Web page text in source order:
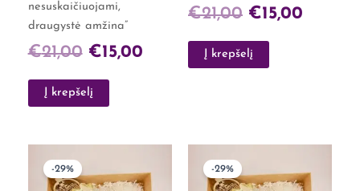
nesuskaičiuojami,
draugystė amžina”
€21,00 €15,00
Į krepšelį
€21,00 €15,00
Į krepšelį
-29%
price
price
-29%
price
price